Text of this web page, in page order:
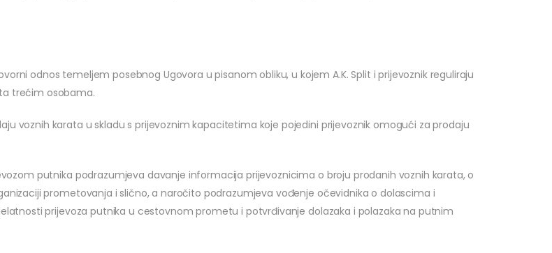
odnos temeljem posebnog Ugovora u pisanom obliku, u kojem A.K. Split i prijevoznik reguliraju
trećim osobama.
voznih karata u skladu s prijevoznim kapacitetima koje pojedini prijevoznik omogući za prodaju
putnika podrazumjeva davanje informacija prijevoznicima o broju prodanih voznih karata, o
prometovanja i slično, a naročito podrazumjeva vođenje očevidnika o dolascima i
prijevoza putnika u cestovnom prometu i potvrđivanje dolazaka i polazaka na putnim